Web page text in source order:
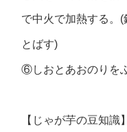
で中火で加熱する。
とばす)
⑥しおとあおのりを
【じゃが芋の豆知識】